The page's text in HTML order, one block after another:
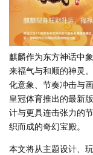
麒麟作为东方神话中
来福气与和顺的神灵
化意象、节奏冲击与
皇冠体育推出的最新
计与更具连击张力的
织而成的奇幻宝殿。
本文将从主题设计、